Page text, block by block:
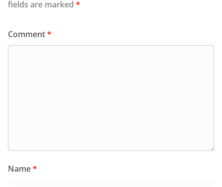
fields are marked *
Comment*
Name*